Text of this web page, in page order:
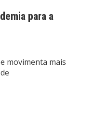
para a
movimenta mais